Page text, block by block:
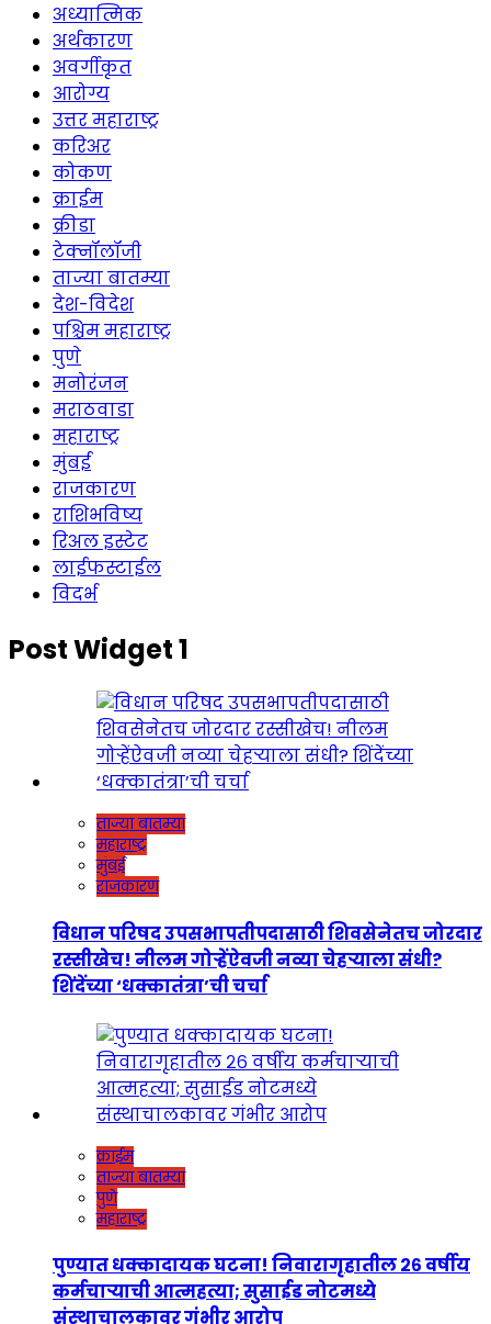
अध्यात्मिक
अर्थकारण
अवर्गीकृत
आरोग्य
उत्तर महाराष्ट्र
करिअर
कोकण
क्राईम
क्रीडा
टेक्नॉलॉजी
ताज्या बातम्या
देश-विदेश
पश्चिम महाराष्ट्र
पुणे
मनोरंजन
मराठवाडा
महाराष्ट्र
मुंबई
राजकारण
राशिभविष्य
रिअल इस्टेट
लाईफस्टाईल
विदर्भ
Post Widget 1
ताज्या बातम्या
महाराष्ट्र
मुंबई
राजकारण
विधान परिषद उपसभापतीपदासाठी शिवसेनेतच जोरदार
रस्सीखेच! नीलम गोऱ्हेंऐवजी नव्या चेहऱ्याला संधी?
शिंदेंच्या ‘धक्कातंत्रा’ची चर्चा
क्राईम
ताज्या बातम्या
पुणे
महाराष्ट्र
पुण्यात धक्कादायक घटना! निवारागृहातील २६ वर्षीय
कर्मचाऱ्याची आत्महत्या; सुसाईड नोटमध्ये
संस्थाचालकावर गंभीर आरोप